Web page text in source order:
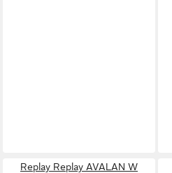
Replay Replay AVALAN W